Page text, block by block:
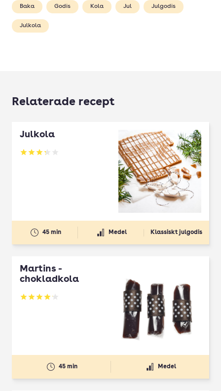
Baka Godis Kola Jul Julgodis
Julkola
Relaterade recept
Julkola
Betyg: 3.28 av 5
45 min Medel Klassiskt julgodis
Martins ­
chokladkola
Betyg: 4.16 av 5
45 min Medel